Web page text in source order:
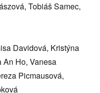
Tobiáš Samec,
Davidová, Kristýna
An Ho, Vanesa
Picmausová,